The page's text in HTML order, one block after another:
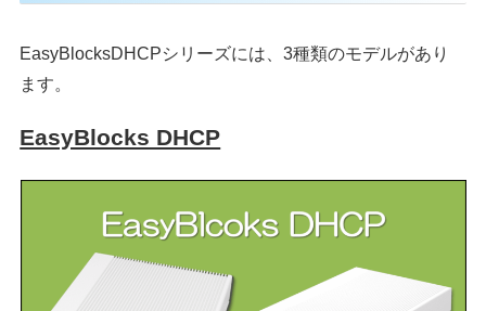
EasyBlocksDHCPシリーズには、3種類のモデルがあり
ます。
EasyBlocks DHCP